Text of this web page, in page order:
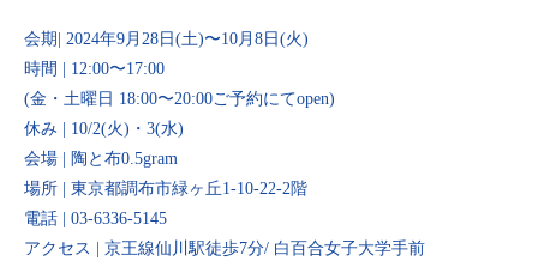
会期| 2024年9月28日(土)〜10月8日(火)
時間 | 12:00〜17:00
(金・土曜日 18:00〜20:00ご予約にてopen)
休み | 10/2(火)・3(水)
会場 | 陶と布0.5gram
場所 | 東京都調布市緑ヶ丘1-10-22-2階
電話 | 03-6336-5145
アクセス | 京王線仙川駅徒歩7分/ 白百合女子大学手前